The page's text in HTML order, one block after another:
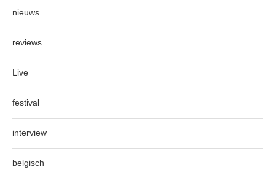
nieuws
reviews
Live
festival
interview
belgisch